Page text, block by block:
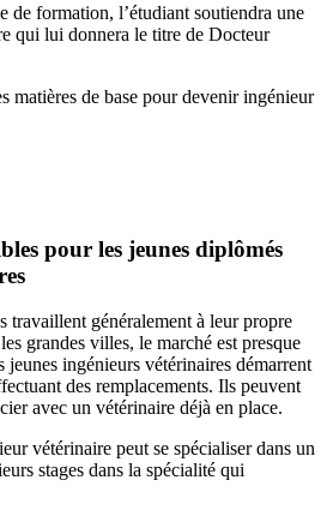
de formation, l’étudiant soutiendra une
qui lui donnera le titre de Docteur
matières de base pour devenir ingénieur
pour les jeunes diplômés
travaillent généralement à leur propre
grandes villes, le marché est presque
jeunes ingénieurs vétérinaires démarrent
des remplacements. Ils peuvent
avec un vétérinaire déjà en place.
vétérinaire peut se spécialiser dans un
stages dans la spécialité qui